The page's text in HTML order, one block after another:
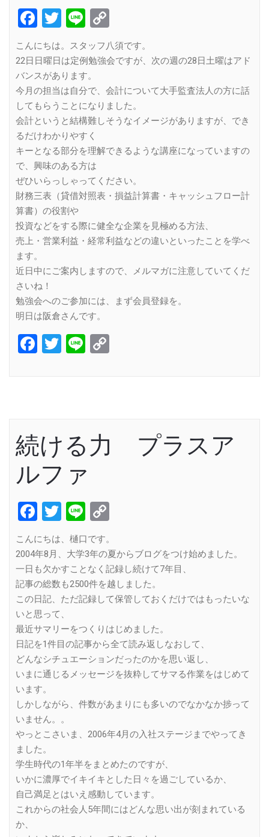
Facebook
Twitter
Line
Link
こんにちは。スタッフ八須です。
22日日曜日は定例勉強会ですが、次の週の28日土曜はアド
バンスがあります。
今月の担当は自分で、会計について大手監査法人の方に話
してもらうことになりました。
会計というと結構難しそうなイメージがありますが、でき
るだけわかりやすく
キーとなる部分を理解できるような講座になっていますの
で、興味のある方は
ぜひいらっしゃってください。
財務三表（貸借対照表・損益計算書・キャッシュフロー計
算書）の役割や
投資などをする際に健全な企業を見極める方法、
売上・営業利益・経常利益などの違いといったことを学べ
ます。
近日中にご案内しますので、メルマガに注意していてくだ
さいね！
勉強会へのご参加には、まず会員登録を。
明日は阪倉さんです。
Facebook
Twitter
Line
続ける力 プラスア
ルファ
Facebook
Twitter
Line
こんにちは、樋口です。
2004年8月、大学3年の夏からブログをつけ始めました。
一日も欠かすことなく記録し続けて7年目、
記事の総数も2500件を越しました。
この日記、ただ記録して保管しておくだけではもったいな
いと思って、
最近サマリーをつくりはじめました。
日記を1件目の記事から全て読み返しなおして、
どんなシチュエーションだったのかを思い返し、
いまに通じるメッセージを抜粋してサマる作業をはじめて
います。
しかしながら、件数があまりにも多いのでなかなか捗って
いません。。
やっとこさいま、2006年4月の入社ステージまでやってき
ました。
学生時代の1年半をまとめたのですが、
いかに濃厚でイキイキとした日々を過ごしているか、
自己満足とはいえ感動しています。
これからの社会人5年間にはどんな思い出が刻まれている
か、